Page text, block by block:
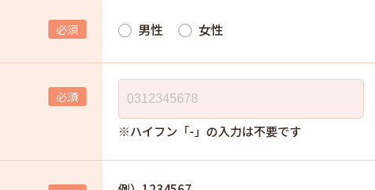
男性 女性
※ハイフン「-」の入力は不要です